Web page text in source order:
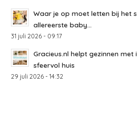
Waar je op moet letten bij het
allereerste baby...
31 juli 2026 - 09:17
Gracieus.nl helpt gezinnen met
sfeervol huis
29 juli 2026 - 14:32